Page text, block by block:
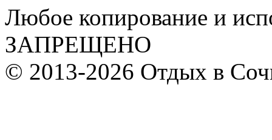
Любое копирование и
ЗАПРЕЩЕНО
© 2013-2026 Отдых в